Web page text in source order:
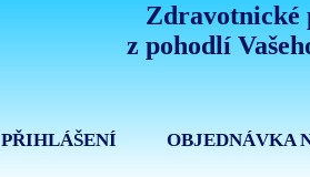
Zdravotnické
z pohodlí
OBJEDNÁVKA
PŘIHLÁŠENÍ